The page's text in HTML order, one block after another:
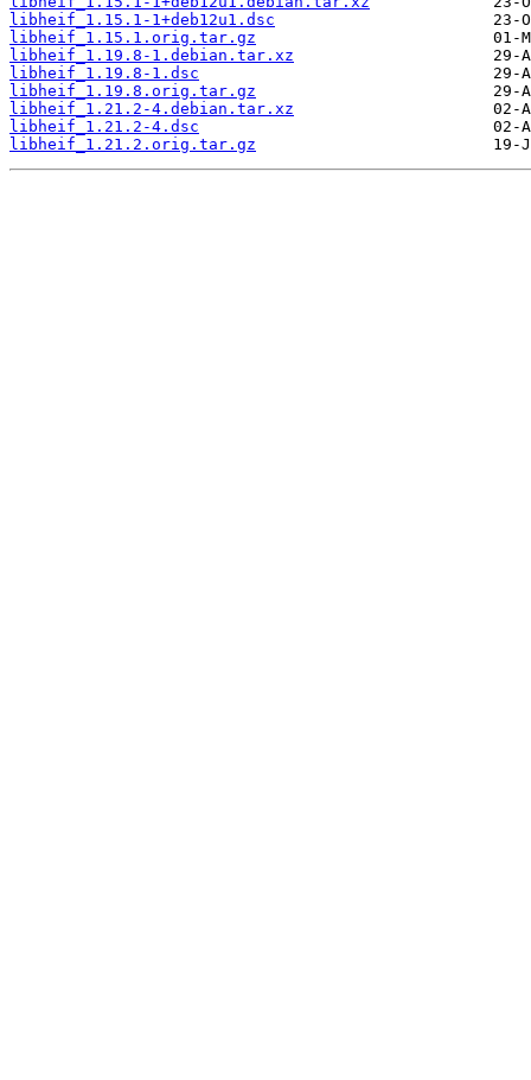
libheif_1.15.1-1+deb12u1.dsc
libheif_1.15.1.orig.tar.gz
libheif_1.19.8-1.debian.tar.xz
libheif_1.19.8-1.dsc
libheif_1.19.8.orig.tar.gz
libheif_1.21.2-4.debian.tar.xz
libheif_1.21.2-4.dsc
libheif_1.21.2.orig.tar.gz